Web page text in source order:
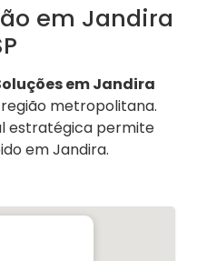
em Jandira
em Jandira
metropolitana.
estratégica permite
em Jandira.